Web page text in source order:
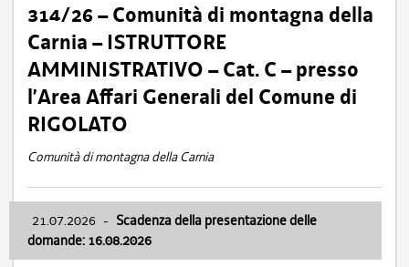
314/26 – Comunità di montagna della
Carnia – ISTRUTTORE
AMMINISTRATIVO – Cat. C – presso
l’Area Affari Generali del Comune di
RIGOLATO
Comunità di montagna della Carnia
21.07.2026 - Scadenza della presentazione delle
domande: 16.08.2026